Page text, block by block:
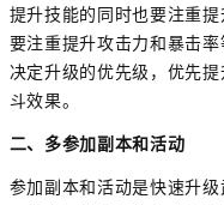
提升技能的同时也要注重
要注重提升攻击力和暴击
决定升级的优先级，优先
斗效果。
二、多参加副本和活动
参加副本和活动是快速升